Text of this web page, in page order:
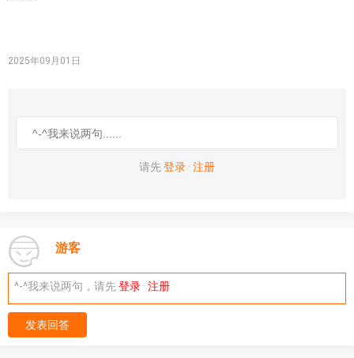
2025年09月01日
请先登录 · 注册
游客
^-^我来说两句，请先登录 · 注册
发表回答